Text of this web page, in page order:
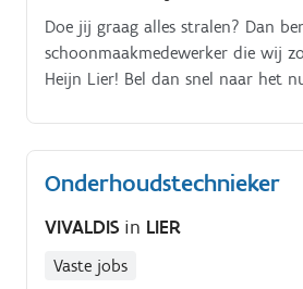
Doe jij graag alles stralen? Dan
schoonmaakmedewerker die wij
Heijn Lier! Bel dan snel naar het
Onderhoudstechnieker
VIVALDIS in LIER
Vaste jobs